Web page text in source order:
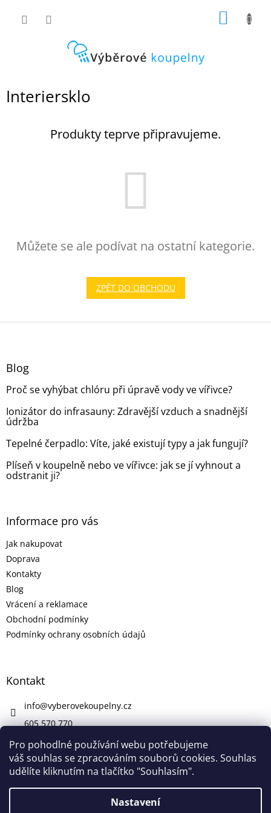
Pro pohodlné používání webu potřebujeme
váš souhlas se zpracováním souborů cookies. Souhlas
udělíte kliknutím na tlačítko "Souhlasím".
Nastavení
Interiersklo
Produkty teprve připravujeme.
Můžete se ale podívat na ostatní kategorie.
ZPĚT DO OBCHODU
Z
Blog
Proč se vyhýbat chlóru při úpravě vody ve vířivce?
Ionizátor do infrasauny: Zdravější vzduch a snadnější
údržba
Tepelné čerpadlo: Víte, jaké existují typy a jak fungují?
Plíseň v koupelně nebo ve vířivce: jak se jí vyhnout a
odstranit ji?
Informace pro vás
Jak nakupovat
Doprava
Kontakty
Blog
Vrácení a reklamace
Obchodní podmínky
Podmínky ochrany osobních údajů
Kontakt
info@vyberovekoupelny.cz
605 570 770
https://www.facebook.com/vyberovekoupelny/